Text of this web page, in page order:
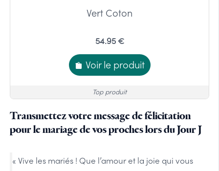
Vert Coton
54.95 €
Voir le produit
Top produit
Transmettez votre message de félicitation
pour le mariage de vos proches lors du Jour J
« Vive les mariés ! Que l’amour et la joie qui vous